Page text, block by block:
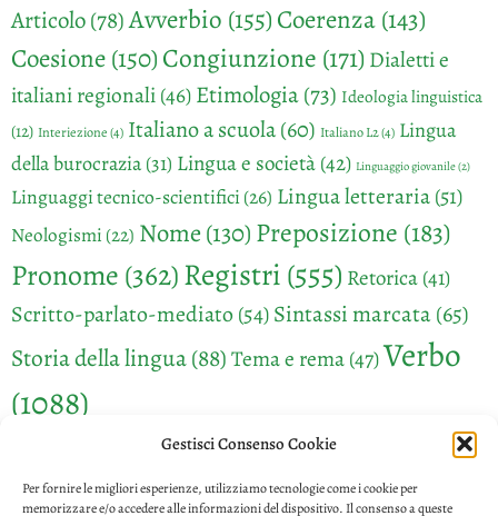
Gestisci Consenso Cookie
Per fornire le migliori esperienze, utilizziamo tecnologie come i cookie per
memorizzare e/o accedere alle informazioni del dispositivo. Il consenso a queste
Articolo(78)Avverbio (155)Coerenza(143)
Coesione(150)Congiunzione (171) Dialetti e
italiani regionali(46)Etimologia(73) Ideologia linguistica
(12) Interiezione(4) Italiano a scuola(60) Italiano L2(4) Lingua
della burocrazia(31) Lingua e società(42) Linguaggio giovanile(2)
Linguaggi tecnico-scientifici(26) Lingua letteraria(51)
Neologismi (22) Nome(130)Preposizione (183)
Pronome (362)Registri(555) Retorica(41)
Scritto-parlato-mediato(54)Sintassi marcata(65)
Storia della lingua(88)Tema e rema(47)Verbo
(1088)